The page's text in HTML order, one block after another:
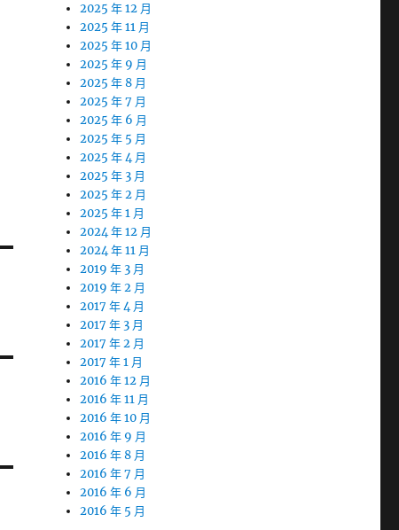
2025 年 12 月
2025 年 11 月
2025 年 10 月
2025 年 9 月
2025 年 8 月
2025 年 7 月
2025 年 6 月
2025 年 5 月
2025 年 4 月
2025 年 3 月
2025 年 2 月
2025 年 1 月
2024 年 12 月
2024 年 11 月
2019 年 3 月
2019 年 2 月
2017 年 4 月
2017 年 3 月
2017 年 2 月
2017 年 1 月
2016 年 12 月
2016 年 11 月
2016 年 10 月
2016 年 9 月
2016 年 8 月
2016 年 7 月
2016 年 6 月
2016 年 5 月